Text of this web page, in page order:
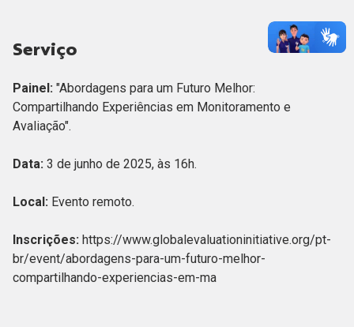
Serviço
Painel: "Abordagens para um Futuro Melhor:
Compartilhando Experiências em Monitoramento e
Avaliação".
Data: 3 de junho de 2025, às 16h.
Local: Evento remoto.
Inscrições: https://www.globalevaluationinitiative.org/pt-
br/event/abordagens-para-um-futuro-melhor-
compartilhando-experiencias-em-ma